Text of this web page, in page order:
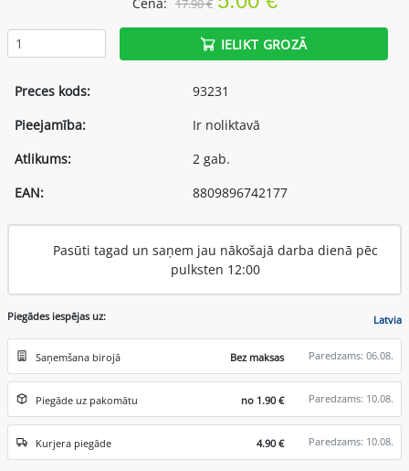
17.90 €
IELIKT GROZĀ
Preces kods:
93231
Pieejamība:
Ir noliktavā
Atlikums:
2 gab.
EAN:
8809896742177
Pasūti tagad un saņem jau nākošajā darba dienā pēc
pulksten 12:00
Piegādes iespējas uz: Latvia
Saņemšana birojā Bez maksas Paredzams: 06.08.
Piegāde uz pakomātu no 1.90 € Paredzams: 10.08.
Kurjera piegāde 4.90 € Paredzams: 10.08.